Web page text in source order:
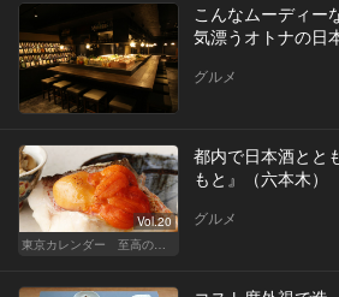
こんなムーディー
気漂うオトナの日
グルメ
Vol.20
東京カレンダー 至高の名店シリーズ
都内で日本酒とと
もと』（六本木）
グルメ